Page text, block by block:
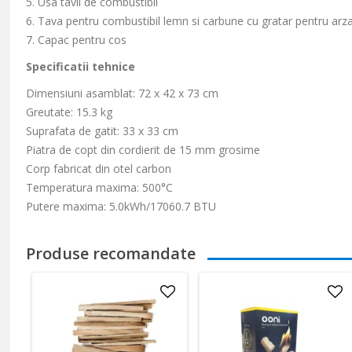
6. Tava pentru combustibil lemn si carbune cu gratar pentru
7. Capac pentru cos
Specificatii tehnice
Dimensiuni asamblat: 72 x 42 x 73 cm
Greutate: 15.3 kg
Suprafata de gatit: 33 x 33 cm
Piatra de copt din cordierit de 15 mm grosime
Corp fabricat din otel carbon
Temperatura maxima: 500°C
Putere maxima: 5.0kWh/17060.7 BTU
Produse recomandate